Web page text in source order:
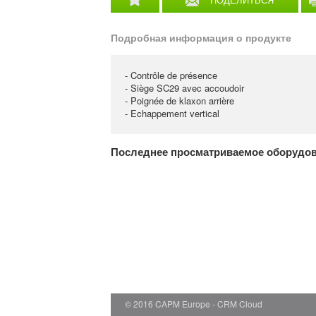
Подробная информация о продукте
- Contrôle de présence
- Siège SC29 avec accoudoir
- Poignée de klaxon arrière
- Echappement vertical
Последнее просматриваемое
© 2016 CAPM Europe CRM Cloud